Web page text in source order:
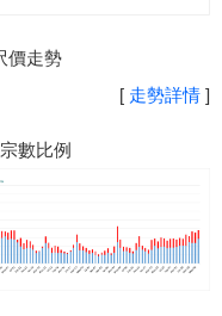
價走勢
[ 走勢詳情 ]
數比例